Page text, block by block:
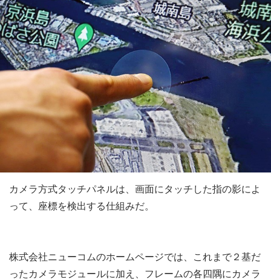
カメラ方式タッチパネルは、画面にタッチした指の影によ
って、座標を検出する仕組みだ。
株式会社ニューコムのホームページでは、これまで２基だ
ったカメラモジュールに加え、フレームの各四隅にカメラ